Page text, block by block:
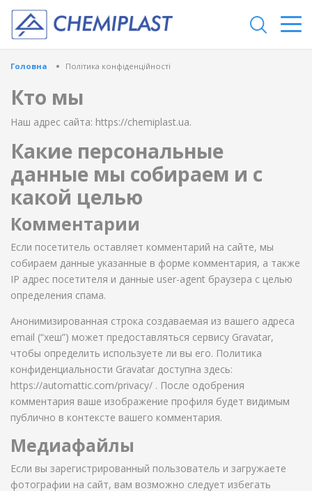
Головна Політика конфіденційності
Кто мы
Наш адрес сайта: https://chemiplast.ua.
Какие персональные
данные мы собираем и с
какой целью
Комментарии
Если посетитель оставляет комментарий на сайте, мы
собираем данные указанные в форме комментария, а также
IP адрес посетителя и данные user-agent браузера с целью
определения спама.
Анонимизированная строка создаваемая из вашего адреса
email (“хеш”) может предоставляться сервису Gravatar,
чтобы определить используете ли вы его. Политика
конфиденциальности Gravatar доступна здесь:
https://automattic.com/privacy/ . После одобрения
комментария ваше изображение профиля будет видимым
публично в контексте вашего комментария.
Медиафайлы
Если вы зарегистрированный пользователь и загружаете
фотографии на сайт, вам возможно следует избегать